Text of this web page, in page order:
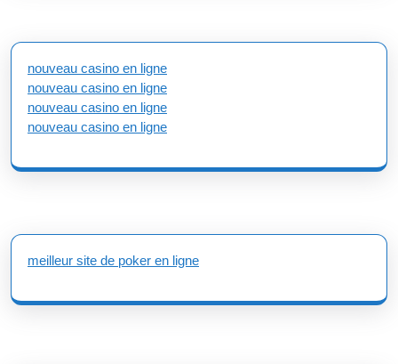
nouveau casino en ligne
nouveau casino en ligne
nouveau casino en ligne
nouveau casino en ligne
meilleur site de poker en ligne